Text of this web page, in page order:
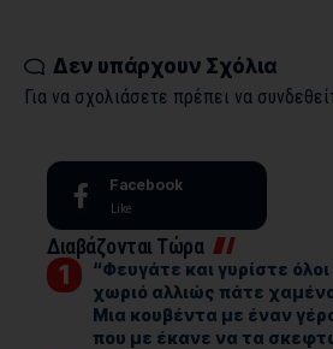
Δεν υπάρχουν Σχόλια
Για να σχολιάσετε πρέπει να
Facebook
Like
Διαβάζονται Τώρα
“Φευγάτε και γυρίστε
χωριό αλλιώς πάτε
Μια κουβέντα με έναν
που με έκανε να τα